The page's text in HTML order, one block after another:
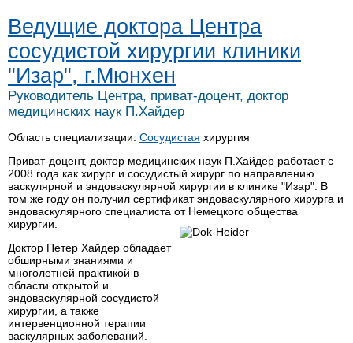
Ведущие доктора Центра
сосудистой хирургии клиники
"Изар", г.Мюнхен
Руководитель Центра, приват-доцент, доктор
медицинских наук П.Хайдер
Область специализации: Сосудистая хирургия
Приват-доцент, доктор медицинских наук П.Хайдер работает с
2008 года как хирург и сосудистый хирург по направлению
васкулярной и эндоваскулярной хирургии в клинике "Изар". В
том же году он получил сертификат эндоваскулярного хирурга и
эндоваскулярного специалиста от Немецкого общества
хирургии.
Доктор Петер Хайдер обладает
обширными знаниями и
многолетней практикой в
области открытой и
эндоваскулярной сосудистой
хирургии, а также
интервенционной терапии
васкулярных заболеваний.